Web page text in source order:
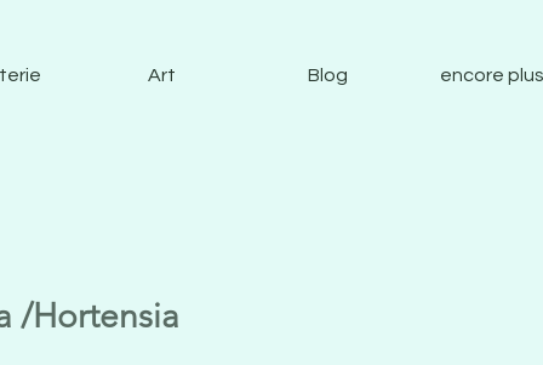
Art Blog encore
/Hortensia